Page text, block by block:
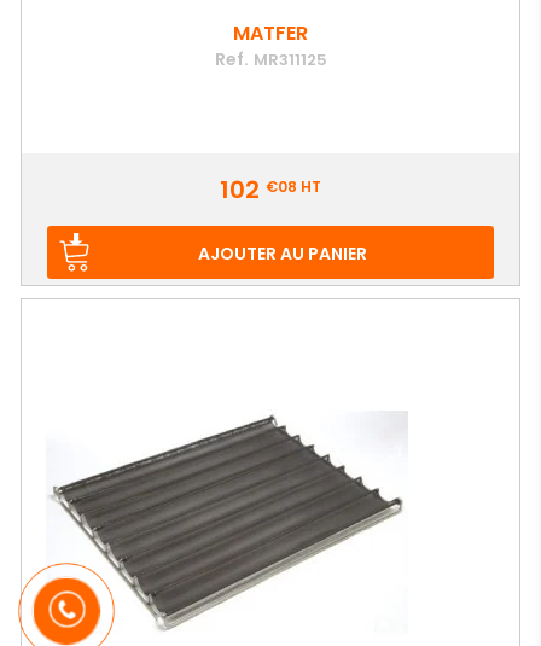
MATFER
Ref. MR311125
102 €08 HT
AJOUTER AU PANIER